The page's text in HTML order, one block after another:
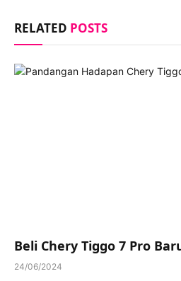
RELATED POSTS
Beli Chery Tiggo 7 Pro
24/06/2024